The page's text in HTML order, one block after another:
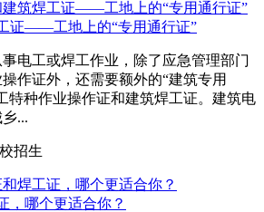
证——工地上的“专用通行证”
电工或焊工作业，除了应急管理部门
作证外，还需要额外的“建筑专用
种作业操作证和建筑焊工证。建筑电
...
招生
，哪个更适合你？